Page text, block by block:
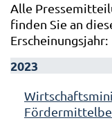
Alle
finden Sie an
Erscheinungsjahr:
2023